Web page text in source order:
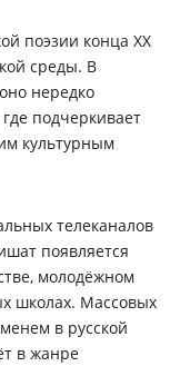
поэзии конца XX
среды. В
нередко
подчеркивает
культурным
телеканалов
появляется
молодёжном
школах. Массовых
в русской
в жанре